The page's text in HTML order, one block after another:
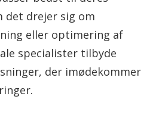
det drejer sig om
eller optimering af
specialister tilbyde
der imødekommer